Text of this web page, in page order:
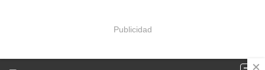
Publicidad